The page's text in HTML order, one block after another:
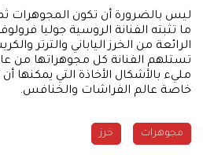
ليس بالضرورة أن تكون المجوهرات
ما تثبته الفنانة الروسية جوليا
الرائعة من الخرز الياباني والترتر
تستلهم الفنانة كل مجوهراتها من
مليء بالأشكال الأخاذة التي يمكنها أن
خاصة عالم الفراشات والخنافس.
مجوهرات خرز